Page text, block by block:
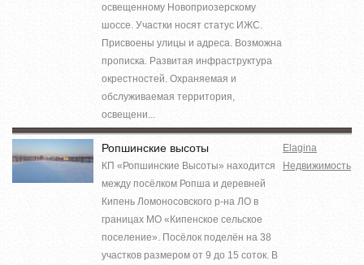
освещенному Новоприозерскому
шоссе. Участки носят статус ИЖС.
Присвоены улицы и адреса. Возможна
прописка. Развитая инфраструктура
окрестностей. Охраняемая и
обслуживаемая территория,
освещени...
Ропшинские высоты
КП «Ропшинские Высоты» находится
между посёлком Ропша и деревней
Кипень Ломоносовского р-на ЛО в
границах МО «Кипенское сельское
поселение». Посёлок поделён на 38
участков размером от 9 до 15 соток. В
Elagina
Недвижимость